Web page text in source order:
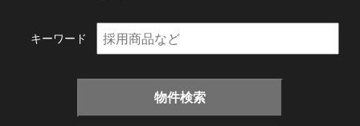
キーワード
物件検索